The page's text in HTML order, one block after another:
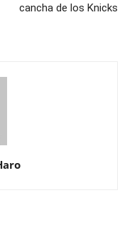
cancha de los Knicks